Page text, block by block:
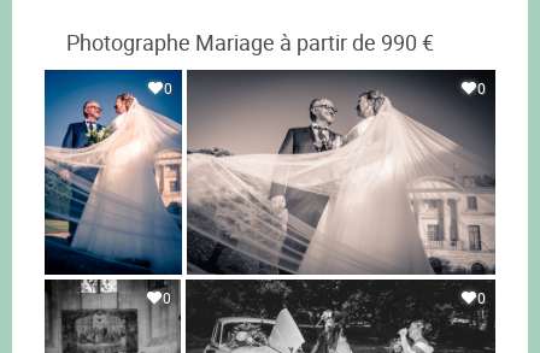
Photographe Mariage à partir de 990 €
0 0
0 0